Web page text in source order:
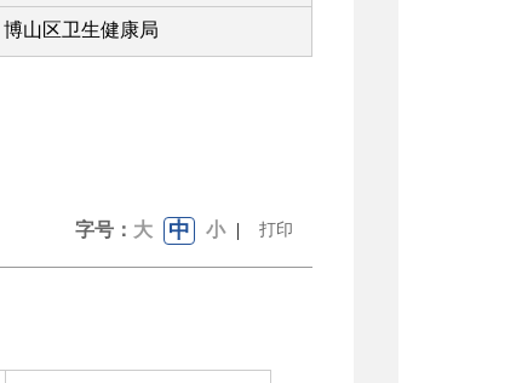
博山区卫生健康局
字号： 大 中 小 | 打印